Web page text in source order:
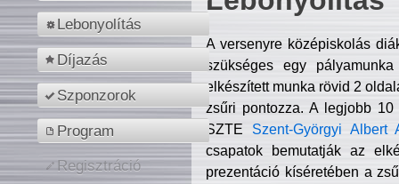
Lebonyolítás
Díjazás
Szponzorok
Program
Regisztráció
A versenyre középiskolás
szükséges egy
elkészített munka rövid 2
zsűri pontozza. A legjobb
SZTE Szent-Györgyi Albert
csapatok bemutatják az
prezentáció kíséretében a